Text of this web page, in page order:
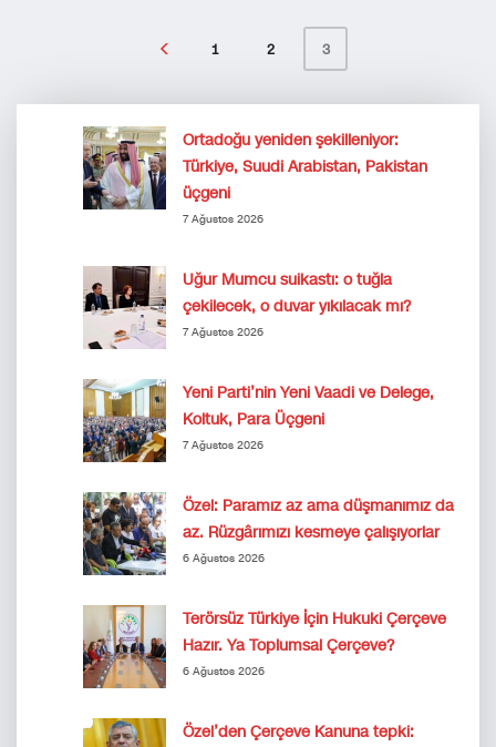
1 2 3
Ortadoğu yeniden şekilleniyor:
Türkiye, Suudi Arabistan, Pakistan
üçgeni
7 Ağustos 2026
Uğur Mumcu suikastı: o tuğla
çekilecek, o duvar yıkılacak mı?
7 Ağustos 2026
Yeni Parti’nin Yeni Vaadi ve Delege,
Koltuk, Para Üçgeni
7 Ağustos 2026
Özel: Paramız az ama düşmanımız da
az. Rüzgârımızı kesmeye çalışıyorlar
6 Ağustos 2026
Terörsüz Türkiye İçin Hukuki Çerçeve
Hazır. Ya Toplumsal Çerçeve?
6 Ağustos 2026
Özel’den Çerçeve Kanuna tepki: